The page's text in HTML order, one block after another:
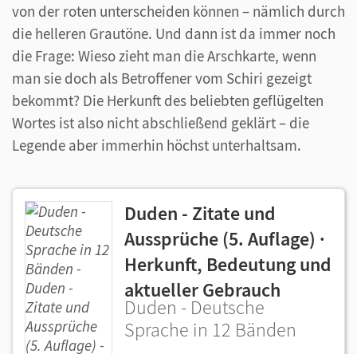
von der roten unterscheiden können – nämlich durch
die helleren Grautöne. Und dann ist da immer noch
die Frage: Wieso zieht man die Arschkarte, wenn
man sie doch als Betroffener vom Schiri gezeigt
bekommt? Die Herkunft des beliebten geflügelten
Wortes ist also nicht abschließend geklärt – die
Legende aber immerhin höchst unterhaltsam.
Duden - Zitate und
Aussprüche (5. Auflage) ·
Herkunft, Bedeutung und
aktueller Gebrauch
Duden - Deutsche
Sprache in 12 Bänden